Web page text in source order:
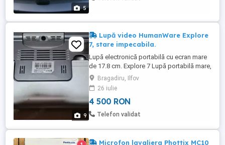
5
9
Lupă video HumanWare Explore
7, stare impecabila.
Lupă electronică portabilă cu ecran mare
de 17.8 cm. Explore 7 Lupă portabilă mare,
gândită pentru utilizare în special pe masă
sau birou. Funcțiile de mărire și schimbare
contrast folosesc butoane comode si
intuitive. Mărire: până la 19x. Auto-
focalizare, stop cadru. Lupa are integrată
Bragadiru, Ilfov
26 iulie
4 500 RON
Telefon validat
Microfon lavaliera Phottix MC10